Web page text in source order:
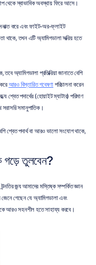
থেকে স্বাভাবিক অবস্থায় ফিরে আসে।
করে এবং ফাইট-অর-ফ্লাইট
থাকে, তখন এটি অ্যামিগডালা সক্রিয় হতে
তবে অ্যামিগডালা প্রতিক্রিয়া জানাতে বেশি
আরও বিস্তারিত গবেষণা পরিচালনা করেন
শ্বেত পদার্থের (হোয়াইট ম্যাটার) পরিমাণ
সমানুপাতিক।
শ্বেত পদার্থ বা আরও ভালো সংযোগ থাকে,
গড়ে তুলবেন?
জন্য আমাদের মস্তিষ্ক সম্পর্কিত জ্ঞান
গেছেন যে অ্যামিগডালা এবং
আরও সহনশীল হতে সাহায্য করবে।